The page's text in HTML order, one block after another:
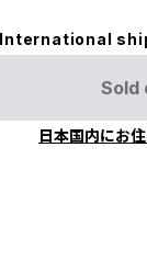
International
Sold
日本国内にお